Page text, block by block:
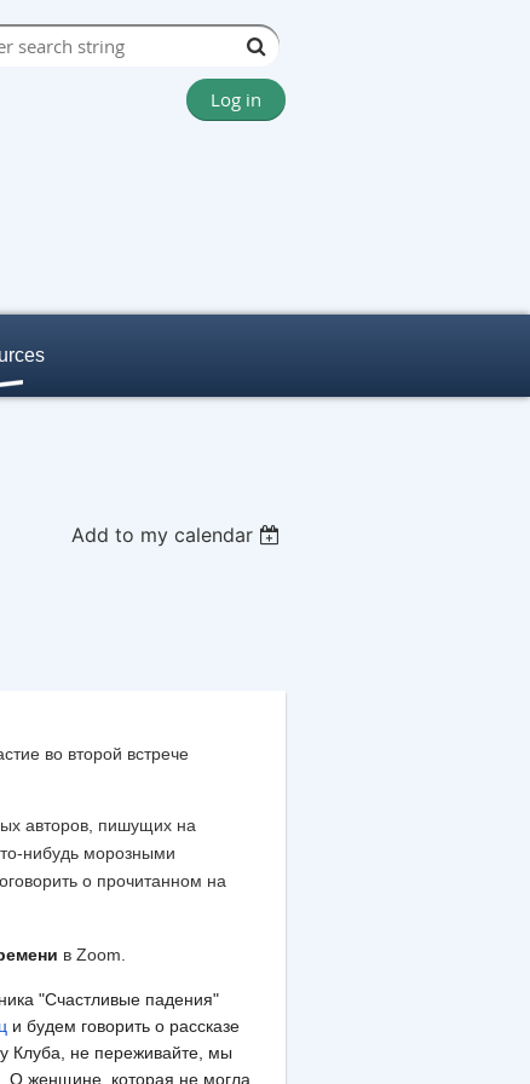
Log in
Add to my calendar
во второй встрече
авторов, пишущих на
нибудь морозными
о прочитанном на
в Zoom.
"Счастливые падения"
и будем говорить о рассказе
Клуба, не переживайте, мы
О женщине, которая не могла